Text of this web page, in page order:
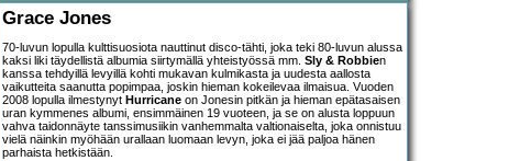
Grace Jones
70-luvun lopulla kulttisuosiota nauttinut disco-tähti, joka teki 80-luvun alussa
kaksi liki täydellistä albumia siirtymällä yhteistyössä mm. Sly & Robbien
kanssa tehdyillä levyillä kohti mukavan kulmikasta ja uudesta aallosta
vaikutteita saanutta popimpaa, joskin hieman kokeilevaa ilmaisua. Vuoden
2008 lopulla ilmestynyt Hurricane on Jonesin pitkän ja hieman epätasaisen
uran kymmenes albumi, ensimmäinen 19 vuoteen, ja se on alusta loppuun
vahva taidonnäyte tanssimusiikin vanhemmalta valtionaiselta, joka onnistuu
vielä näinkin myöhään urallaan luomaan levyn, joka ei jää paljoa hänen
parhaista hetkistään.